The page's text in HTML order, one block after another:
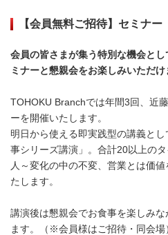
【会員無料ご招待】セミナー
会員の皆さまが集う特別な機会と
ミナーと懇親会をお楽しみいただけ
TOHOKU Branchでは年間3回、近
ーを開催いたします。
明日から使える即実践型の講義と
事シリーズ講演」。合計20以上の
人～変化の中の不変、営業とは価
たします。
講演後は懇親会でお食事を楽しみ
ます。（※会員様はご招待・同会場